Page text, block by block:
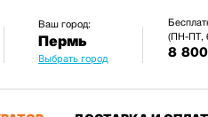
Ваш город:
Пермь
Выбрать город
(ПН-ПТ,
8